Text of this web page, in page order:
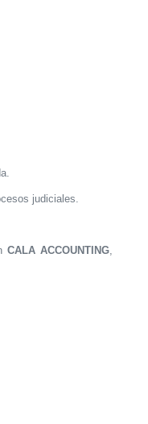
judiciales.
CALA ACCOUNTING,